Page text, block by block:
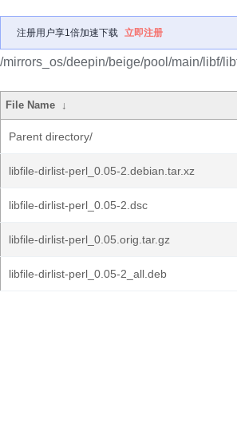
注册用户享1倍加速下载 立即注册
/mirrors_os/deepin/beige/pool/main/libf/
File Name ↓
Parent directory/
libfile-dirlist-perl_0.05-2.debian.tar.xz
libfile-dirlist-perl_0.05-2.dsc
libfile-dirlist-perl_0.05.orig.tar.gz
libfile-dirlist-perl_0.05-2_all.deb